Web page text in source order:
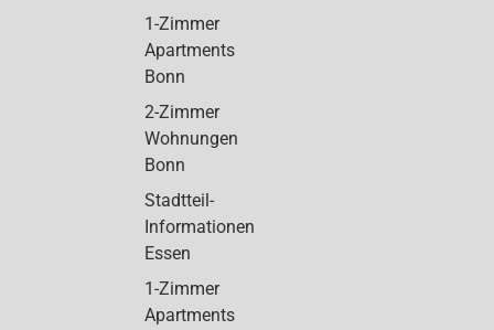
1-Zimmer
Apartments
Bonn
2-Zimmer
Wohnungen
Bonn
Stadtteil-
Informationen
Essen
1-Zimmer
Apartments